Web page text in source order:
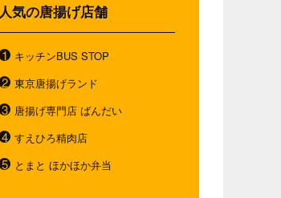
人気の唐揚げ店舗
キッチンBUS STOP
東京唐揚げランド
唐揚げ専門店 ばんだい
すえひろ精肉店
とまと ほかほか弁当